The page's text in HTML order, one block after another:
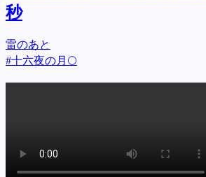
秒
雷のあと
#十六夜の月🌕